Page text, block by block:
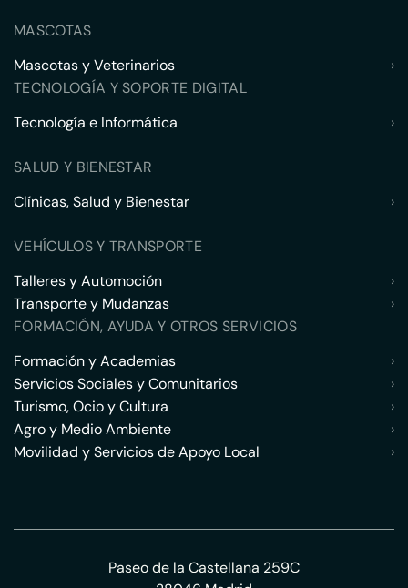
MASCOTAS
Mascotas y Veterinarios
›
TECNOLOGÍA Y SOPORTE DIGITAL
Tecnología e Informática
›
SALUD Y BIENESTAR
Clínicas, Salud y Bienestar
›
VEHÍCULOS Y TRANSPORTE
Talleres y Automoción
›
Transporte y Mudanzas
›
FORMACIÓN, AYUDA Y OTROS SERVICIOS
Formación y Academias
›
Servicios Sociales y Comunitarios
›
Turismo, Ocio y Cultura
›
Agro y Medio Ambiente
›
Movilidad y Servicios de Apoyo Local
›
Paseo de la Castellana 259C